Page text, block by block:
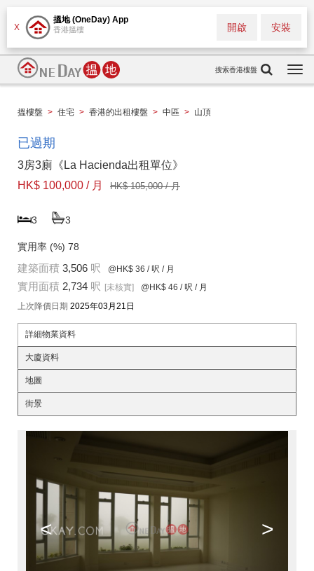
X
搵地 (OneDay) App
香港搵樓 安裝
開啟
搜索香港樓盤
搵樓盤 > 住宅 > 香港的出租樓盤 > 中區 > 山頂
已過期
3房3廁《La Hacienda出租單位》
HK$ 100,000 / 月
HK$ 105,000 / 月
3 3
實用率 (%) 78
建築面積 3,506 呎 @HK$ 36 / 呎 / 月
實用面積 2,734 呎 [未核實] @HK$ 46 / 呎 / 月
上次降價日期 2025年03月21日
詳細物業資料
大廈資料
地圖
街景
< >